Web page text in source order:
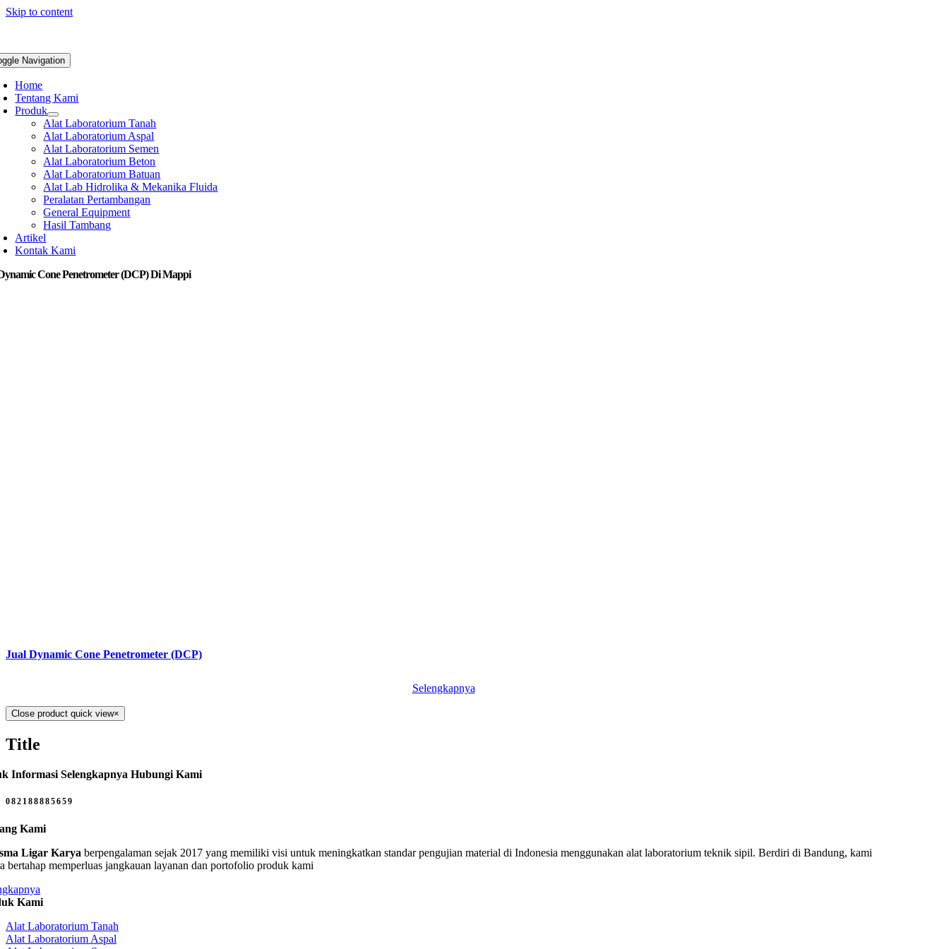
Skip to content
Navigation
Home
Tentang Kami
Produk
Alat Laboratorium Tanah
Alat Laboratorium Aspal
Alat Laboratorium Semen
Alat Laboratorium Beton
Alat Laboratorium Batuan
Alat Lab Hidrolika & Mekanika Fluida
Peralatan Pertambangan
General Equipment
Hasil Tambang
Artikel
Kontak Kami
Cone Penetrometer (DCP) Di Mappi
Jual Dynamic Cone Penetrometer (DCP)
Selengkapnya
Close product quick view×
Title
Informasi Selengkapnya Hubungi Kami
082188885659
Kami
Ligar Karya berpengalaman sejak 2017 yang memiliki visi untuk meningkatkan standar pengujian material di Indonesia menggunakan alat laboratorium teknik sipil. Berdiri di Bandung, kami
bertahap memperluas jangkauan layanan dan portofolio produk kami
Kami
Alat Laboratorium Tanah
Alat Laboratorium Aspal